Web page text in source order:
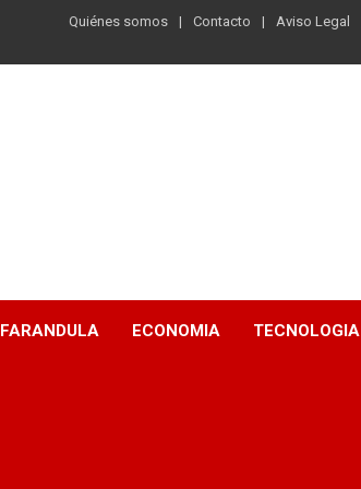
Quiénes somos Contacto Aviso Legal
FARANDULA ECONOMIA TECNOLOGIA